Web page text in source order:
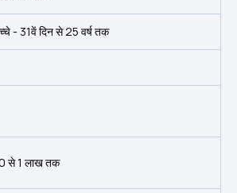
- 31वें दिन से 25 वर्ष तक
से 1 लाख तक